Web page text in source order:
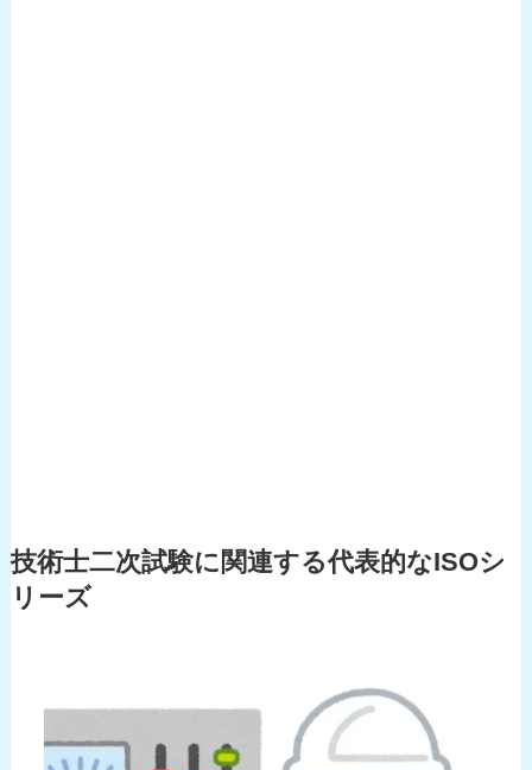
技術士二次試験に関連する代表的なISOシ
リーズ